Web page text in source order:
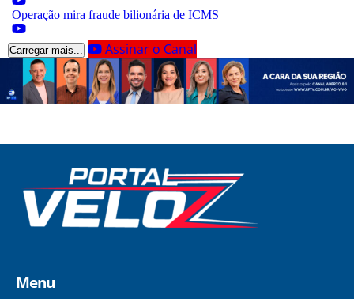
Operação mira fraude bilionária de ICMS
Carregar mais... Assinar o Canal
Menu